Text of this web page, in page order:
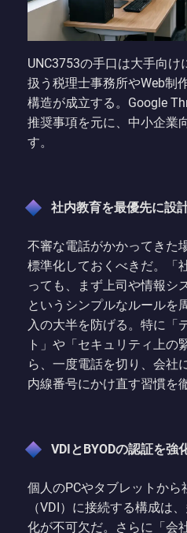
UNC3753の手口は大手向
扱う税理士事務所やWeb制
構造が成立する。Google
推奨事項を元に、中小企業
す。
社内教育を最優先に設
不審な電話がかかってきた
標準化しておくべきだ。「
っても、まず上司や情報シ
というシンプルなルールを
入の大半を防げる。特に「
ト」や「セキュリティ上の
ら、一度電話を切り、会社
内線番号にかけ直す習慣を
VDIとBYODの認証を強
個人のPCやタブレットか
（VDI）に接続する構成は
化が不可欠だ。さらに「会